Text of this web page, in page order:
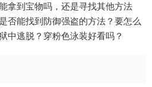
拿到宝物吗，还是寻找其他方法
否能找到防御强盗的方法？要怎么
中逃脱？穿粉色泳装好看吗？